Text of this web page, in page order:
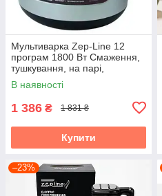
Мультиварка Zep-Line 12
програм 1800 Вт Смаження,
тушкування, на парі,
йогуртниця
В наявності
1 386 ₴ 1 831 ₴
Купити
–23%